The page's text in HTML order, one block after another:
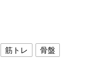
筋トレ 骨盤